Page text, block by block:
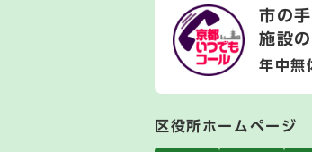
市の
施設
年中
区役所ホームページ